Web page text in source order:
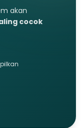
akan
cocok